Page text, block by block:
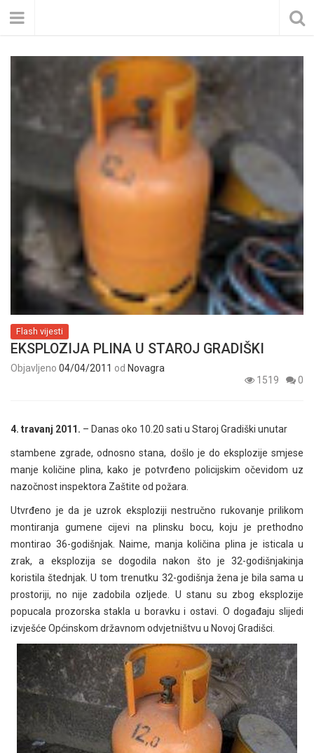
Flash vijesti
EKSPLOZIJA PLINA U STAROJ GRADIŠKI
Objavljeno 04/04/2011 od Novagra
1519
0
4. travanj 2011. – Danas oko 10.20 sati u Staroj Gradiški unutar
stambene zgrade, odnosno stana, došlo je do eksplozije smjese
manje količine plina, kako je potvrđeno policijskim očevidom uz
nazočnost inspektora Zaštite od požara.
Utvrđeno je da je uzrok eksploziji nestručno rukovanje prilikom
montiranja gumene cijevi na plinsku bocu, koju je prethodno
montirao 36-godišnjak. Naime, manja količina plina je isticala u
zrak, a eksplozija se dogodila nakon što je 32-godišnjakinja
koristila štednjak. U tom trenutku 32-godišnja žena je bila sama u
prostoriji, no nije zadobila ozljede. U stanu su zbog eksplozije
popucala prozorska stakla u boravku i ostavi. O događaju slijedi
izvješće Općinskom državnom odvjetništvu u Novoj Gradišci.